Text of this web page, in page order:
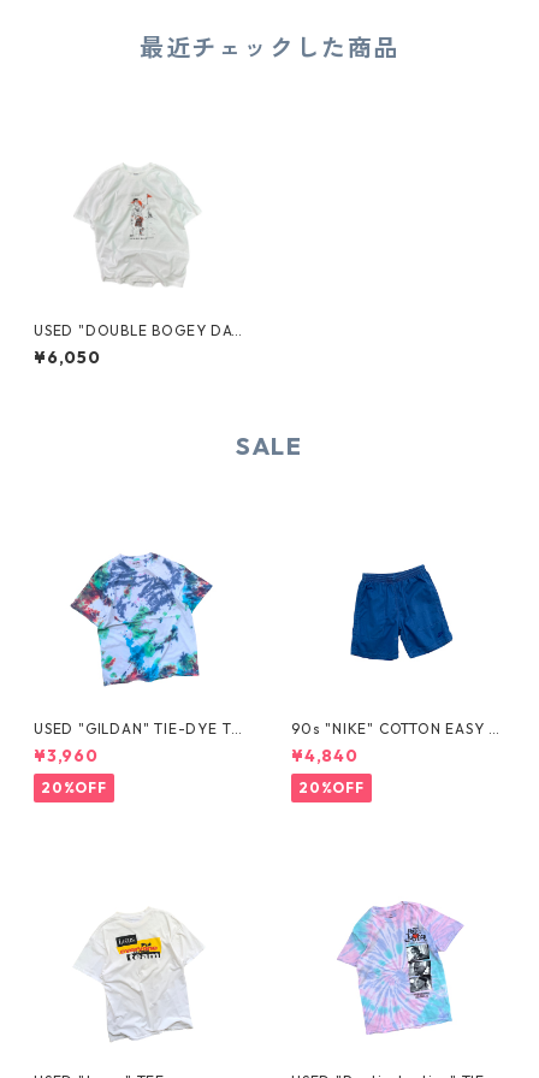
最近チェックした商品
USED "DOUBLE BOGEY DA
Y" TEE
¥6,050
SALE
USED "GILDAN" TIE-DYE TE
E
¥3,960
20%OFF
90s "NIKE" COTTON EASY S
HORTS
¥4,840
20%OFF